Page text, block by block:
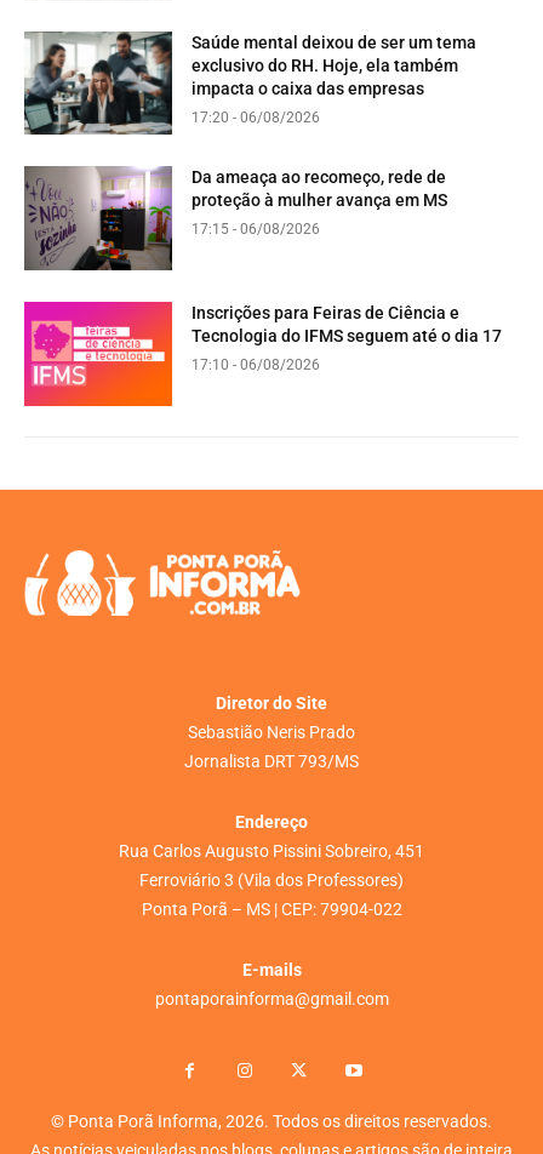
Saúde mental deixou de ser um tema
exclusivo do RH. Hoje, ela também
impacta o caixa das empresas
17:20 - 06/08/2026
Da ameaça ao recomeço, rede de
proteção à mulher avança em MS
17:15 - 06/08/2026
Inscrições para Feiras de Ciência e
Tecnologia do IFMS seguem até o dia 17
17:10 - 06/08/2026
Diretor do Site
Sebastião Neris Prado
Jornalista DRT 793/MS
Endereço
Rua Carlos Augusto Pissini Sobreiro, 451
Ferroviário 3 (Vila dos Professores)
Ponta Porã – MS | CEP: 79904-022
E-mails
pontaporainforma@gmail.com
© Ponta Porã Informa, 2026. Todos os direitos reservados.
As notícias veiculadas nos blogs, colunas e artigos são de inteira